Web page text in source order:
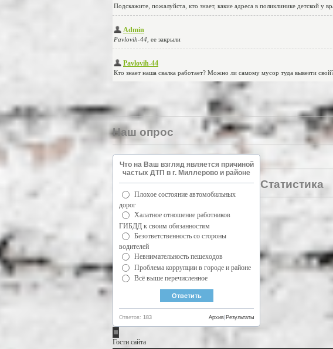
Наш опрос
Что на Ваш взгляд является причиной
частых ДТП в г. Миллерово и районе
Плохое состояние автомобильных
дорог
Халатное отношение работников
ГИБДД к своим обязанностям
Безответственность со стороны
водителей
Невнимательность пешеходов
Проблема коррупции в городе и районе
Всё выше перечисленное
Ответов: 183 Результаты
Архив
Статистика
Гости сайта